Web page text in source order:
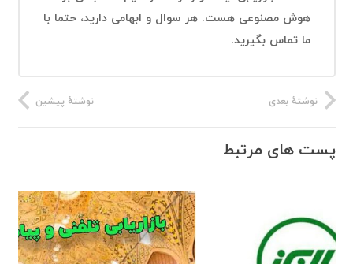
هوش مصنوعی هست. هر سوال و ابهامی دارید، حتما با
ما تماس بگیرید.
نوشتهٔ پیشین نوشتهٔ بعدی
پست های مرتبط